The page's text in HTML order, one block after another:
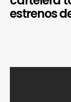
estrenos